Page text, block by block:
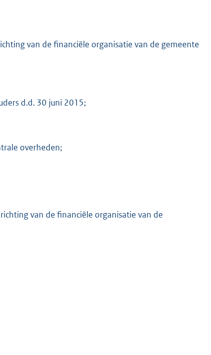
van de financiële organisatie van de gemeente
d.d. 30 juni 2015;
overheden;
van de financiële organisatie van de